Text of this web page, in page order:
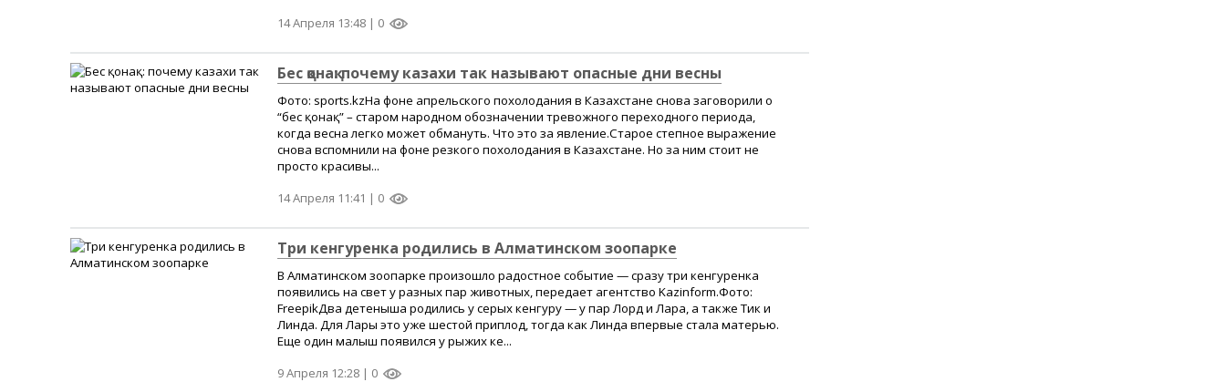
14 Апреля 13:48 | 0
Бес қонақ: почему казахи так называют опасные дни весны
Фото: sports.kzНа фоне апрельского похолодания в Казахстане снова заговорили о
“бес қонақ” – старом народном обозначении тревожного переходного периода,
когда весна легко может обмануть. Что это за явление.Старое степное выражение
снова вспомнили на фоне резкого похолодания в Казахстане. Но за ним стоит не
просто красивы...
14 Апреля 11:41 | 0
Tри кенгуренка родились в Алматинском зоопарке
В Алматинском зоопарке произошло радостное событие — сразу три кенгуренка
появились на свет у разных пар животных, передает агентство Kazinform.Фото:
FreepikДва детеныша родились у серых кенгуру — у пар Лорд и Лара, а также Тик и
Линда. Для Лары это уже шестой приплод, тогда как Линда впервые стала матерью.
Еще один малыш появился у рыжих ке...
9 Апреля 12:28 | 0